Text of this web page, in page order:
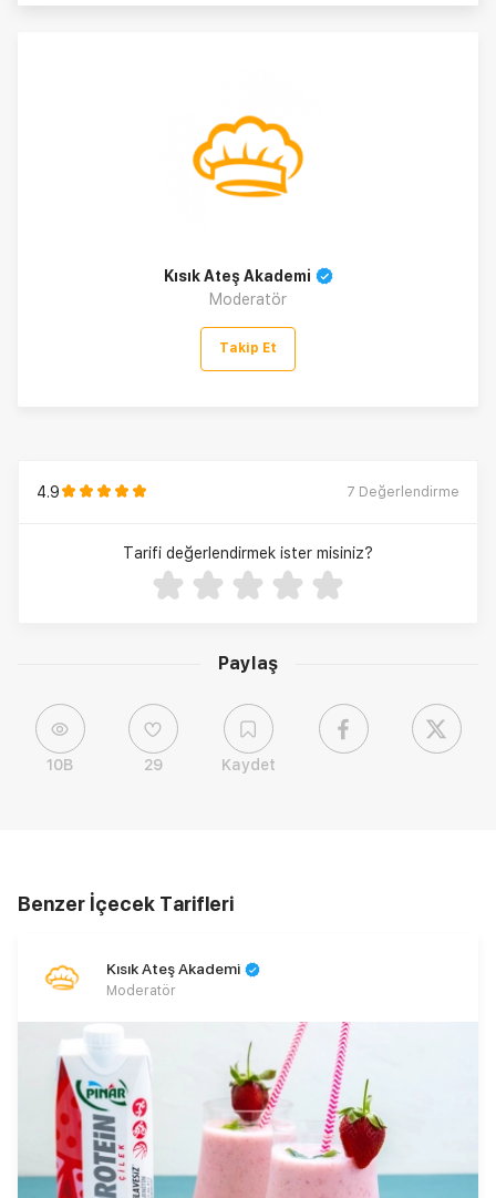
Paylaş
10B 29 Kaydet
Kısık Ateş Akademi
Moderatör
Takip Et
4.9 7 Değerlendirme
Tarifi değerlendirmek ister misiniz?
Benzer İçecek Tarifleri
Kısık Ateş Akademi
Moderatör